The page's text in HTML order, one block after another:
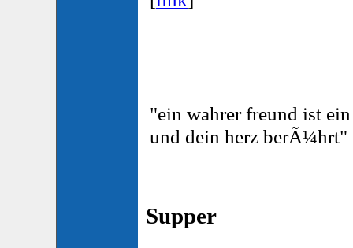
"ein wahrer freund ist
und dein herz berÃ¼hrt"
Supper